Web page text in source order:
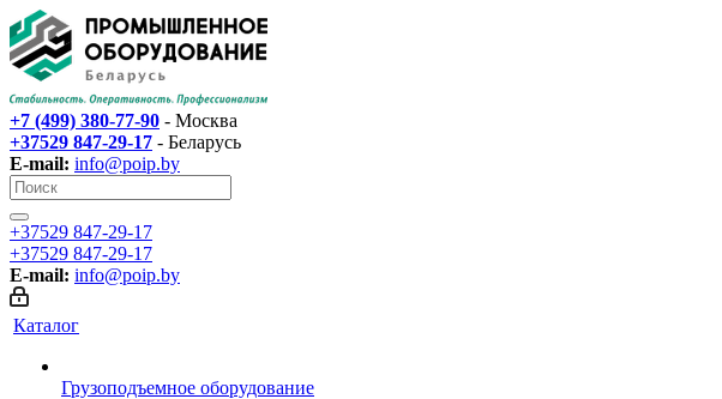
+7 (499) 380-77-90 - Москва
+37529 847-29-17‬ - Беларусь
E-mail: info@poip.by
+37529 847-29-17‬
+37529 847-29-17‬
E-mail: info@poip.by
Каталог
Грузоподъемное оборудование